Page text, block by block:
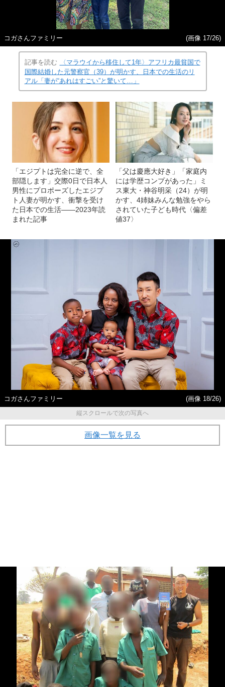
コガさんファミリー (画像 17/26)
記事を読む
〈マラウイから移住して1年〉アフリカ最貧国で
国際結婚した元警察官（39）が明かす、日本での生活のリ
アル「妻が“あれはすごい”と驚いて…」
「エジプトは完全に逆で、全
部隠します」交際0日で日本人
男性にプロポーズしたエジプ
ト人妻が明かす、衝撃を受け
た日本での生活――2023年読
まれた記事
「父は慶應大好き」「家庭内
には学歴コンプがあった」ミ
ス東大・神谷明采（24）が明
かす、4姉妹みんな勉強をやら
されていた子ども時代〈偏差
値37〉
コガさんファミリー
(画像 18/26)
縦スクロールで次の写真へ
画像一覧を見る